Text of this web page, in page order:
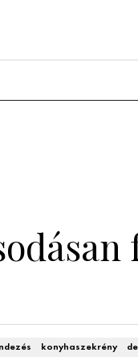
konyhaszekrény